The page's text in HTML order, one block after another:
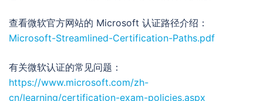
查看微软官方网站的 Microsoft 认证路径介绍：
Microsoft-Streamlined-Certification-Paths.pdf
有关微软认证的常见问题：
https://www.microsoft.com/zh-
cn/learning/certification-exam-policies.aspx